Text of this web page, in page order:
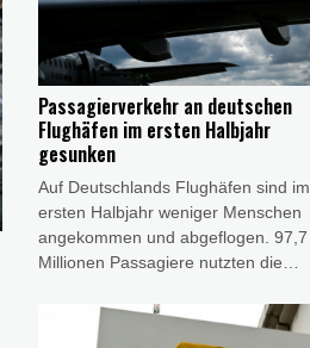
Feiertagsfahrverbote für Lkw
aufheben, wenn es nötig sein
sollte", sagte Bilger am Donnerstag
dem Fernsehsender Phoenix. Am
frühen Nachmittag begann in Bonn
ein Spitzengespräch zum
Niedrigwasser.
Passagierverkehr an deutschen
Flughäfen im ersten Halbjahr
gesunken
Auf Deutschlands Flughäfen sind im
ersten Halbjahr weniger Menschen
angekommen und abgeflogen. 97,7
Millionen Passagiere nutzten die
weniger als im Vorjahreszeitraum,
teilte der Bundesverband der